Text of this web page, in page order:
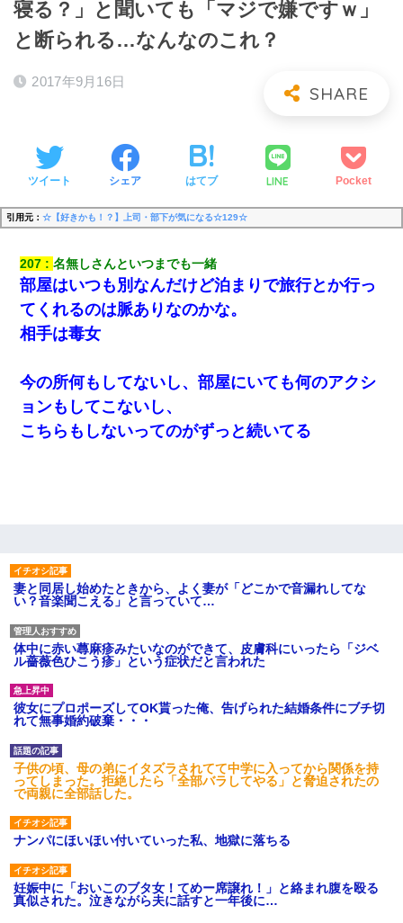
寝る？」と聞いても「マジで嫌ですｗ」
と断られる…なんなのこれ？
2017年9月16日
ツイート シェア はてブ LINE Pocket
引用元： ☆【好きかも！？】上司・部下が気になる☆129☆
207 名無しさんといつまでも一緒
部屋はいつも別なんだけど泊まりで旅行とか行っ
てくれるのは脈ありなのかな。
相手は毒女
今の所何もしてないし、部屋にいても何のアクシ
ョンもしてこないし、
こちらもしないってのがずっと続いてる
妻と同居し始めたときから、よく妻が「どこかで音漏れしてな
い？音楽聞こえる」と言っていて…
体中に赤い蕁麻疹みたいなのができて、皮膚科にいったら「ジベ
ル薔薇色ひこう疹」という症状だと言われた
彼女にプロポーズしてOK貰った俺、告げられた結婚条件にブチ切
れて無事婚約破棄・・・
子供の頃、母の弟にイタズラされてて中学に入ってから関係を持
ってしまった。拒絶したら「全部バラしてやる」と脅迫されたの
で両親に全部話した。
ナンパにほいほい付いていった私、地獄に落ちる
妊娠中に「おいこのブタ女！てめー席譲れ！」と絡まれ腹を殴る
真似された。泣きながら夫に話すと一年後に…